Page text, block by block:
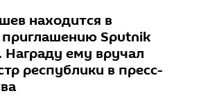
находится в
Sputnik
ему вручал
республики в пресс-